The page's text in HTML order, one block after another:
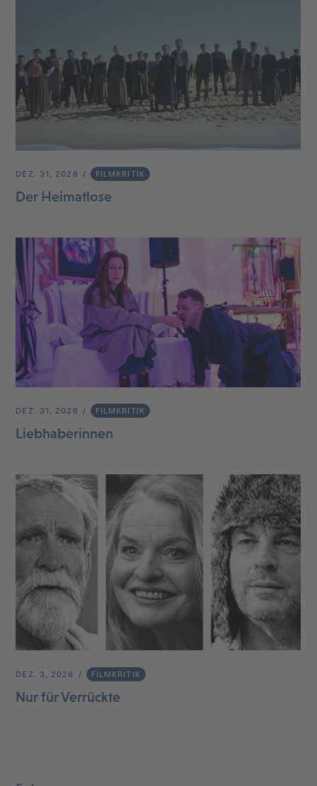
DEZ. 31, 2026 FILMKRITIK
Der Heimatlose
DEZ. 31, 2026 FILMKRITIK
Liebhaberinnen
DEZ. 3, 2026 FILMKRITIK
Nur für Verrückte